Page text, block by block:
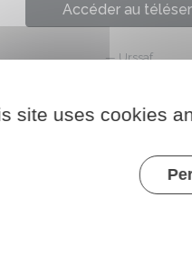
Accéder au
Urssaf
site uses cookies